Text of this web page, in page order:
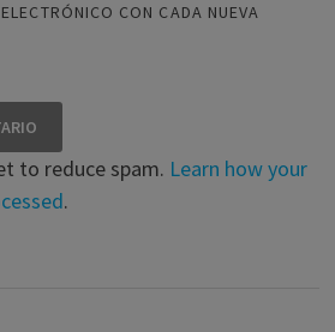
CON CADA NUEVA
to reduce spam. Learn how your
.